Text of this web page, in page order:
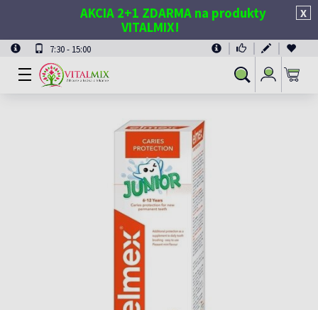
X
AKCIA 2+1 ZDARMA na produkty
VITALMIX!
7:30 - 15:00
Vyhľadávanie
Prihlásiť
sa